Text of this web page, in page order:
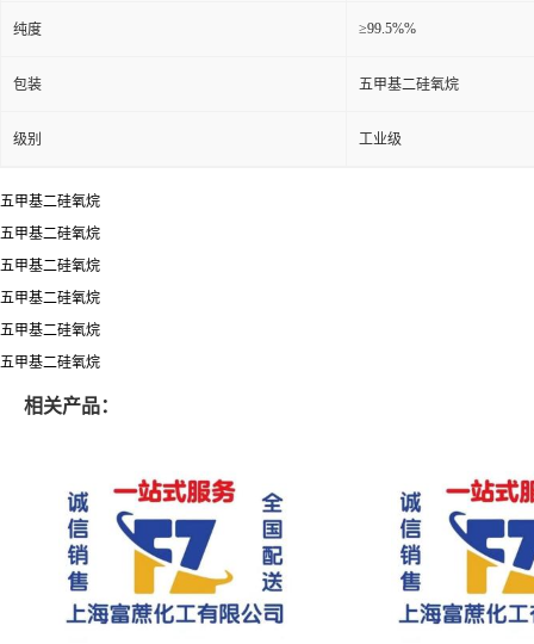
纯度 ≥99.5%%
包装 五甲基二硅氧烷
级别 工业级
五甲基二硅氧烷
五甲基二硅氧烷
五甲基二硅氧烷
五甲基二硅氧烷
五甲基二硅氧烷
五甲基二硅氧烷
相关产品：